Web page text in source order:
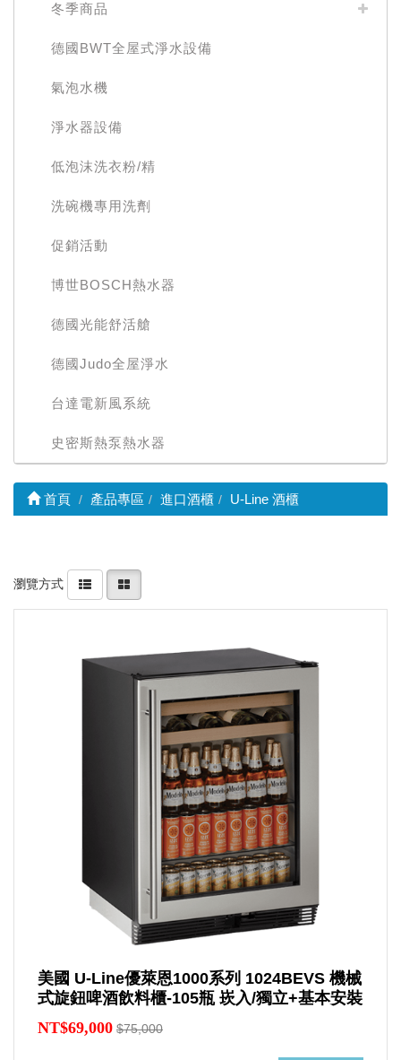
冬季商品
德國BWT全屋式淨水設備
氣泡水機
淨水器設備
低泡沫洗衣粉/精
洗碗機專用洗劑
促銷活動
博世BOSCH熱水器
德國光能舒活艙
德國Judo全屋淨水
台達電新風系統
史密斯熱泵熱水器
首頁 產品專區 進口酒櫃 U-Line 酒櫃
瀏覽方式
美國 U-Line優萊恩1000系列 1024BEVS 機械
式旋鈕啤酒飲料櫃-105瓶 崁入/獨立+基本安裝
NT$69,000 $75,000